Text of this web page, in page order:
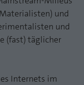
und
und
(fast) täglicher
Internets im